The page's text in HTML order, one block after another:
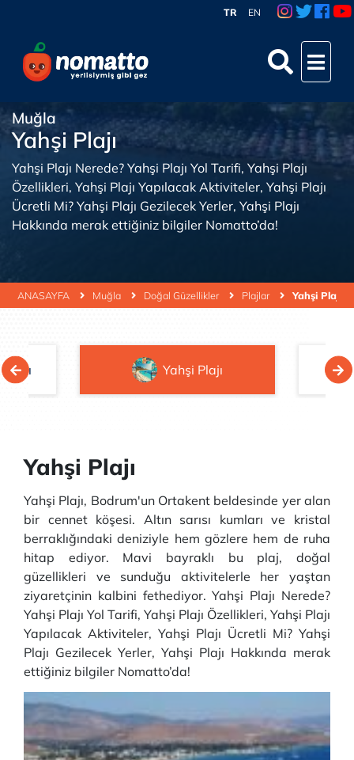
TR EN
ANASAYFA Muğla Doğal Güzellikler Plajlar Yahşi Plajı
Muğla
Yahşi Plajı
Yahşi Plajı Nerede? Yahşi Plajı Yol Tarifi, Yahşi Plajı
Özellikleri, Yahşi Plajı Yapılacak Aktiviteler, Yahşi Plajı
Ücretli Mi? Yahşi Plajı Gezilecek Yerler, Yahşi Plajı
Hakkında merak ettiğiniz bilgiler Nomatto’da!
Yahşi Plajı
Yahşi Plajı
Yahşi Plajı, Bodrum'un Ortakent beldesinde yer alan
bir cennet köşesi. Altın sarısı kumları ve kristal
berraklığındaki deniziyle hem gözlere hem de ruha
hitap ediyor. Mavi bayraklı bu plaj, doğal
güzellikleri ve sunduğu aktivitelerle her yaştan
ziyaretçinin kalbini fethediyor. Yahşi Plajı Nerede?
Yahşi Plajı Yol Tarifi, Yahşi Plajı Özellikleri, Yahşi Plajı
Yapılacak Aktiviteler, Yahşi Plajı Ücretli Mi? Yahşi
Plajı Gezilecek Yerler, Yahşi Plajı Hakkında merak
ettiğiniz bilgiler Nomatto’da!